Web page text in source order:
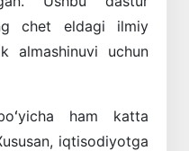
chet eldagi ilmiy
almashinuvi uchun
ham katta
iqtisodiyotga